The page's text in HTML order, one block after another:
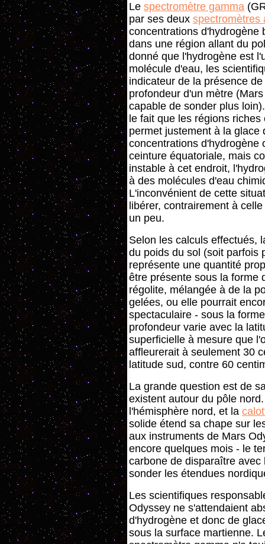
Le spectromètre gamma
par ses deux spectromètres
concentrations d'hydrogène
dans une région allant du
donné que l'hydrogène est
molécule d'eau, les
indicateur de la présence de
profondeur d'un mètre
capable de sonder plus
le fait que les régions
permet justement à la glace
concentrations d'hydrogène
ceinture équatoriale, mais
instable à cet endroit,
à des molécules d'eau
L'inconvénient de cette
libérer, contrairement à
un peu.
Selon les calculs effectués,
du poids du sol (soit parfois
représente une quantité
être présente sous la forme
régolite, mélangée à de la
gelées, ou elle pourrait
spectaculaire - sous la
profondeur varie avec la
superficielle à mesure que
affleurerait à seulement 30
latitude sud, contre 60
La grande question est de
existent autour du pôle
l'hémisphère nord, et la
solide étend sa chape sur
aux instruments de Mars
encore quelques mois - le
carbone de disparaître
sonder les étendues
Les scientifiques
Odyssey ne s'attendaient
d'hydrogène et donc de
sous la surface martienne.